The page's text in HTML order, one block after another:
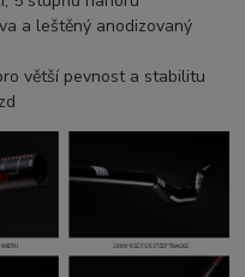
a leštěný anodizovaný
větší pevnost a stabilitu